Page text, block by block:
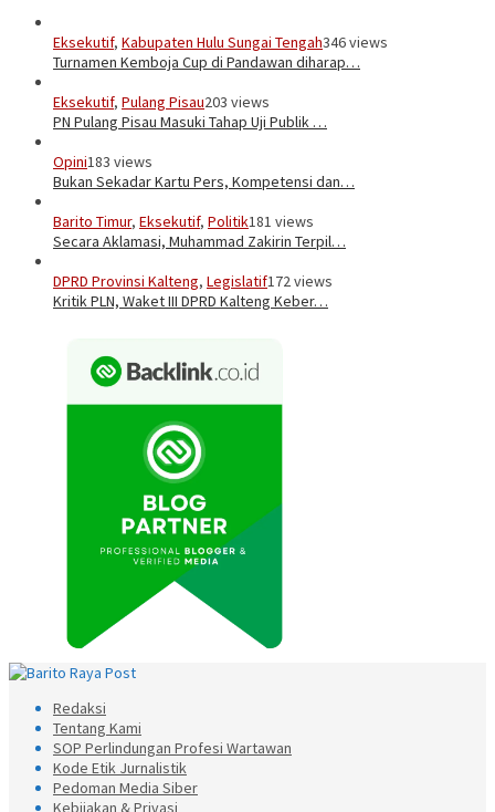
Eksekutif, Kabupaten Hulu Sungai Tengah346 views
Turnamen Kemboja Cup di Pandawan diharap…
Eksekutif, Pulang Pisau203 views
PN Pulang Pisau Masuki Tahap Uji Publik …
Opini183 views
Bukan Sekadar Kartu Pers, Kompetensi dan…
Barito Timur, Eksekutif, Politik181 views
Secara Aklamasi, Muhammad Zakirin Terpil…
DPRD Provinsi Kalteng, Legislatif172 views
Kritik PLN, Waket III DPRD Kalteng Keber…
Redaksi
Tentang Kami
SOP Perlindungan Profesi Wartawan
Kode Etik Jurnalistik
Pedoman Media Siber
Kebijakan & Privasi